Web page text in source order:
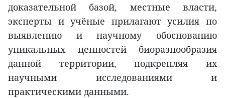
доказательной базой, местные власти,
эксперты и учёные прилагают усилия по
выявлению и научному обоснованию
уникальных ценностей биоразнообразия
данной территории, подкрепляя их
научными исследованиями и
практическими данными.